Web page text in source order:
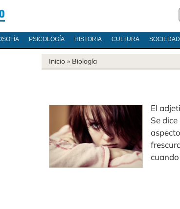
PSICOLOGÍA HISTORIA CULTURA SOCIEDAD
Inicio » Biología
El
Se